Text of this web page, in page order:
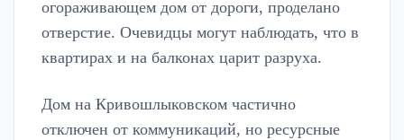
огораживающем дом от дороги, проделано
отверстие. Очевидцы могут наблюдать, что в
квартирах и на балконах царит разруха.
Дом на Кривошлыковском частично
отключен от коммуникаций, но ресурсные